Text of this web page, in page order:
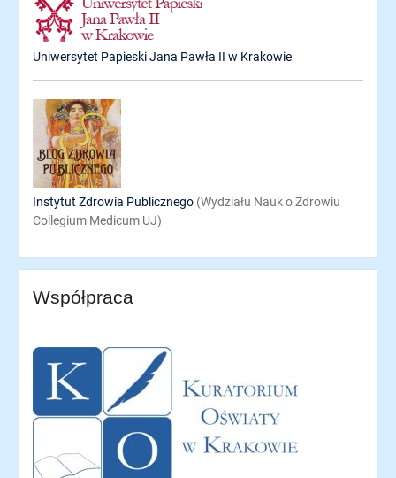
Uniwersytet Papieski Jana Pawła II w Krakowie
Instytut Zdrowia Publicznego(Wydziału Nauk o Zdrowiu
Collegium Medicum UJ)
Współpraca